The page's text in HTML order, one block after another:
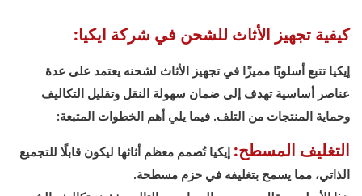
كيفية تجهيز الأثاث للشحن في شركة ايكيا:
إيكيا تتبع أسلوبًا مميزًا في تجهيز الأثاث لشحنه يعتمد على عدة
عناصر أساسية تهدف إلى ضمان سهولة النقل وتقليل التكاليف
وحماية المنتجات من التلف. فيما يلي أهم الخطوات المتبعة:
التغليف المسطح: إيكيا تُصمم معظم أثاثها ليكون قابلًا للتجميع
الذاتي، مما يسمح بتغليفه في حزم مسطحة.